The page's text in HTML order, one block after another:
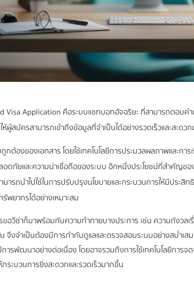
Visa Application คือระบบแชทบอทอัจฉริยะ ที่สามารถตอบค
ผู้สมัครสามารถเข้าถึงข้อมูลที่จำเป็นได้อย่างรวดเร็วและสะดว
ต้องของเอกสาร โดยใช้เทคโนโลยีการประมวลผลภาพและก
ดภัยและความน่าเชื่อถือของระบบ อีกหนึ่งประโยชน์ที่สำคัญข
มารถนำไปใช้ในการปรับปรุงนโยบายและกระบวนการให้มีป
พยากรได้อย่างเหมาะสม
ขอวีซ่าก็มาพร้อมกับความท้าทายบางประการ เช่น ความกัง
งจำเป็นต้องมีการกำกับดูแลและตรวจสอบระบบอย่างสม่ำเสม
ารพัฒนาอย่างต่อเนื่อง โดยอาจรวมถึงการใช้เทคโนโลยีการ
ะบวนการยิ่งสะดวกและรวดเร็วมากขึ้น